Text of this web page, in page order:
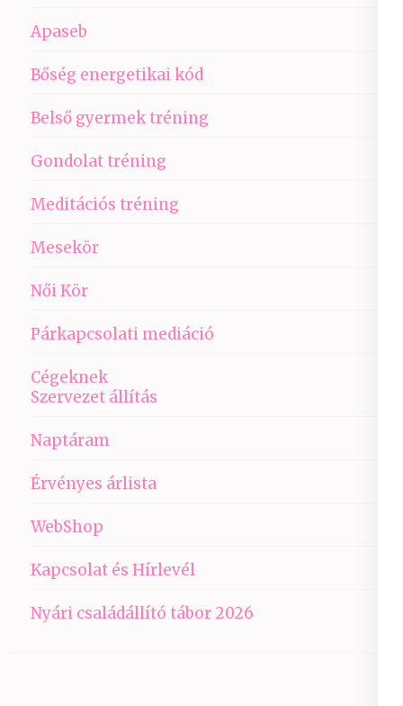
Apaseb
Bőség energetikai kód
Belső gyermek tréning
Gondolat tréning
Meditációs tréning
Mesekör
Női Kör
Párkapcsolati mediáció
Cégeknek
Szervezet állítás
Naptáram
Érvényes árlista
WebShop
Kapcsolat és Hírlevél
Nyári családállító tábor 2026